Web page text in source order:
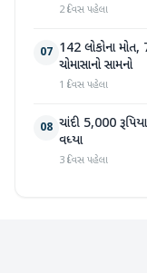
2 દિવસ પહેલા
07 142 લોકોના
ચોમાસાનો સામનો
1 દિવસ પહેલા
08 ચાંદી 5,000
વધ્યા
3 દિવસ પહેલા